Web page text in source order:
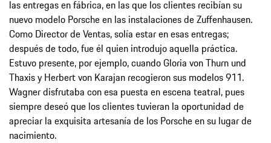
las entregas en fábrica, en las que los clientes recibían su
nuevo modelo Porsche en las instalaciones de Zuffenhausen.
Como Director de Ventas, solía estar en esas entregas;
después de todo, fue él quien introdujo aquella práctica.
Estuvo presente, por ejemplo, cuando Gloria von Thurn und
Thaxis y Herbert von Karajan recogieron sus modelos 911.
Wagner disfrutaba con esa puesta en escena teatral, pues
siempre deseó que los clientes tuvieran la oportunidad de
apreciar la exquisita artesanía de los Porsche en su lugar de
nacimiento.